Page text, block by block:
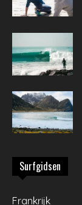
Surfgidsen
Frankrijk